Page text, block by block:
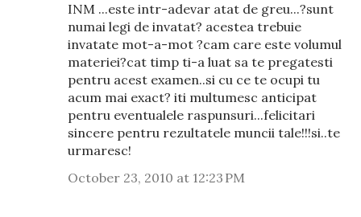
INM ...este intr-adevar atat de greu...?sunt
numai legi de invatat? acestea trebuie
invatate mot-a-mot ?cam care este volumul
materiei?cat timp ti-a luat sa te pregatesti
pentru acest examen..si cu ce te ocupi tu
acum mai exact? iti multumesc anticipat
pentru eventualele raspunsuri...felicitari
sincere pentru rezultatele muncii tale!!!si..te
urmaresc!
October 23, 2010 at 12:23 PM